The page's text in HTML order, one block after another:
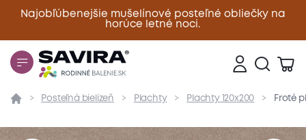
Najobľúbenejšie mušelínové posteľné obliečky na
horúce letné noci.
Zavrieť
Prehľad Parametre Popis produktu
Posteľná bielizeň Plachty Plachty 120x200 Froté